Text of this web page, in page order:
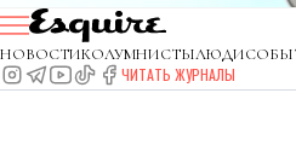
НОВОСТИКОЛУМНИСТЫЛЮДИ
ЧИТАТЬ ЖУРНАЛЫ